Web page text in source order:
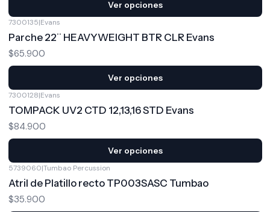
Ver opciones
7300135|Evans
Parche 22¨ HEAVYWEIGHT BTR CLR Evans
$65.900
Ver opciones
7300128|Evans
TOMPACK UV2 CTD 12,13,16 STD Evans
$84.900
Ver opciones
5739060|Tumbao Percussion
Atril de Platillo recto TP003SASC Tumbao
$35.900